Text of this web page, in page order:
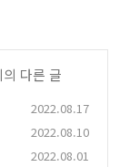
다른 글
2022.08.17
2022.08.10
2022.08.01